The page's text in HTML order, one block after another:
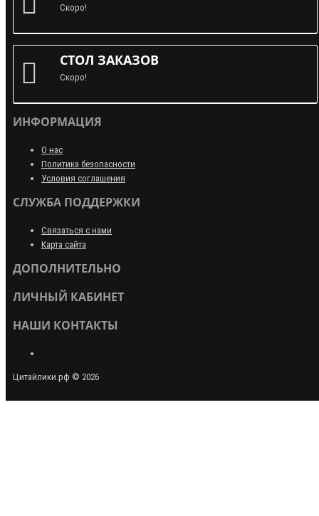
Скоро!
СТОЛ ЗАКАЗОВ
Скоро!
ИНФОРМАЦИЯ
О нас
Политика безопасности
Условия соглашения
СЛУЖБА ПОДДЕРЖКИ
Связаться с нами
Карта сайта
ДОПОЛНИТЕЛЬНО
ЛИЧНЫЙ КАБИНЕТ
НАШИ КОНТАКТЫ
Цитайлики.рф © 2026